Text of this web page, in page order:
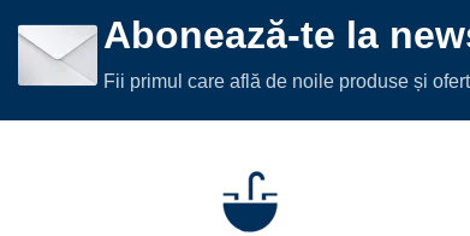
Abonează-te la
Fii primul care află de noile produse și